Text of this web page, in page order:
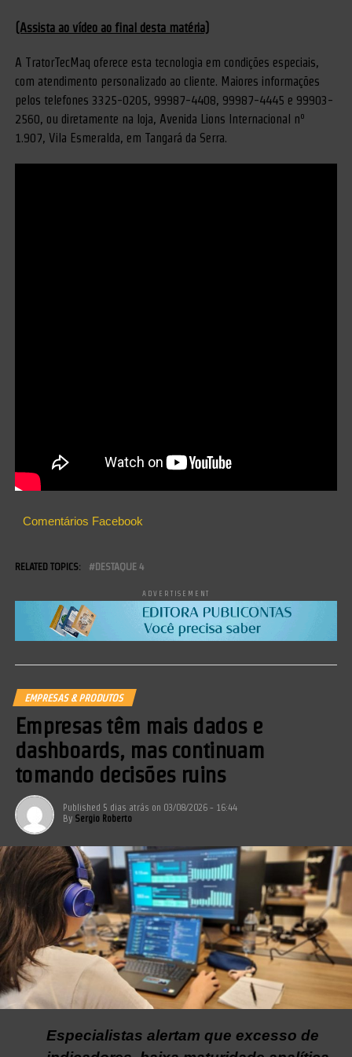
(Assista ao vídeo ao final desta matéria)
A TratorTecMaq oferece esta tecnologia em condições especiais,
com atendimento personalizado ao cliente. Maiores informações
pelos telefones 3325-0205, 99987-4408, 99987-4445 e 99903-
2560, ou diretamente na loja, Avenida Lions Internacional nº
1.907, Vila Esmeralda, em Tangará da Serra.
Comentários Facebook
RELATED TOPICS: DESTAQUE 4
ADVERTISEMENT
EMPRESAS & PRODUTOS
Empresas têm mais dados e
dashboards, mas continuam
tomando decisões ruins
Published 5 dias atrás on 03/08/2026 - 16:44
By Sergio Roberto
Especialistas alertam que excesso de